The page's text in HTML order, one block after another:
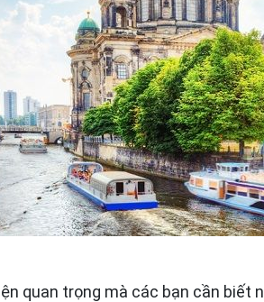
quan trọng mà các bạn cần biết